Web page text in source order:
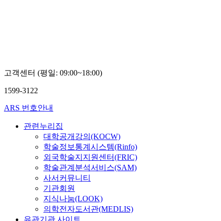
고객센터 (평일: 09:00~18:00)
1599-3122
ARS 번호안내
관련누리집
대학공개강의(KOCW)
학술정보통계시스템(Rinfo)
외국학술지지원센터(FRIC)
학술관계분석서비스(SAM)
사서커뮤니티
기관회원
지식나눔(LOOK)
의학전자도서관(MEDLIS)